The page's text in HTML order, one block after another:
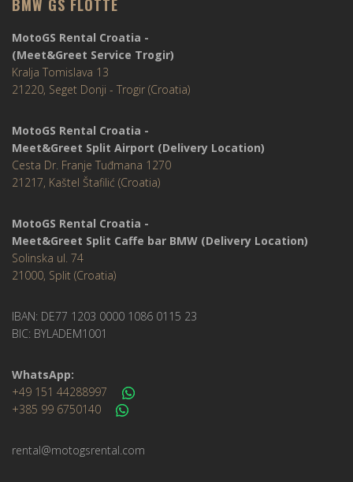
BMW GS FLOTTE
MotoGS Rental Croatia -
(Meet&Greet Service Trogir)
Kralja Tomislava 13
21220, Seget Donji - Trogir (Croatia)
MotoGS Rental Croatia -
Meet&Greet Split Airport (Delivery Location)
Cesta Dr. Franje Tuđmana 1270
21217, Kaštel Štafilić (Croatia)
MotoGS Rental Croatia -
Meet&Greet Split Caffe bar BMW (Delivery Location)
Solinska ul. 74
21000, Split (Croatia)
IBAN: DE77 1203 0000 1086 0115 23
BIC: BYLADEM1001
WhatsApp:
+49 151 44288997
+385 99 6750140
rental@motogsrental.com